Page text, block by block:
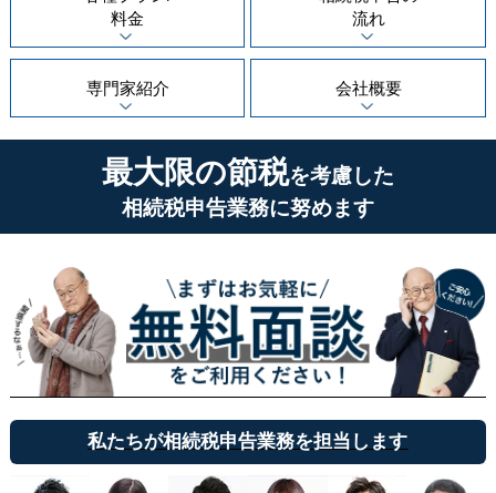
料金
流れ
専門家紹介 会社概要
最大限の節税を考慮した
相続税申告業務に努めます
私たちが相続税申告業務を担当します